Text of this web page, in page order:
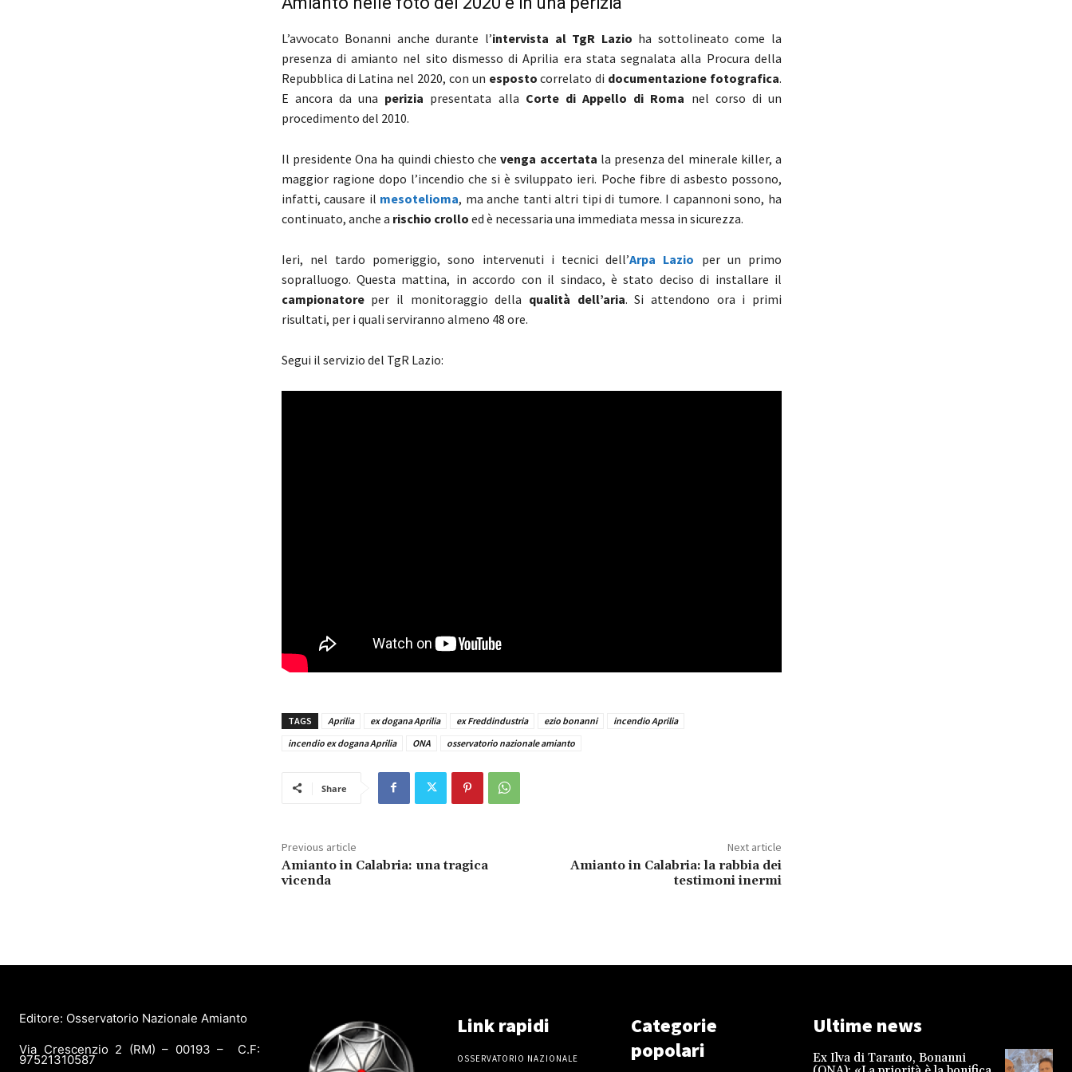
L’avvocato Bonanni anche durante l’intervista al TgR Lazio ha sottolineato come la
presenza di amianto nel sito dismesso di Aprilia era stata segnalata alla Procura della
Repubblica di Latina nel 2020, con un esposto correlato di documentazione fotografica.
E ancora da una perizia presentata alla Corte di Appello di Roma nel corso di un
procedimento del 2010.
Il presidente Ona ha quindi chiesto chevenga accertata la presenza del minerale killer, a
maggior ragione dopo l’incendio che si è sviluppato ieri. Poche fibre di asbesto possono,
infatti, causare il mesotelioma, ma anche tanti altri tipi di tumore. I capannoni sono, ha
continuato, anche a rischio crollo ed è necessaria una immediata messa in sicurezza.
Ieri, nel tardo pomeriggio, sono intervenuti i tecnici dell’Arpa Lazio per un primo
sopralluogo. Questa mattina, in accordo con il sindaco, è stato deciso di installare il
campionatoreper il monitoraggio della qualità dell’aria. Si attendono ora i primi
risultati, per i quali serviranno almeno 48 ore.
Segui il servizio del TgR Lazio:
TAGS Aprilia ex dogana Aprilia ex Freddindustria ezio bonanni
incendio Aprilia
incendio ex dogana Aprilia
ONA osservatorio nazionale amianto
Share
Previous article
Amianto in Calabria: una tragica
vicenda
Next article
Amianto in Calabria: la rabbia dei
testimoni inermi
Editore: Osservatorio Nazionale Amianto
Via Crescenzio 2 (RM) – 00193 – C.F:
97521310587
Link rapidi
OSSERVATORIO NAZIONALE
Categorie
popolari
Ultime news
Ex Ilva di Taranto, Bonanni